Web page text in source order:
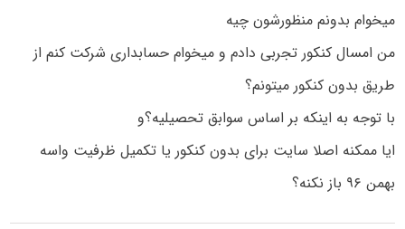
میخوام بدونم منظورشون چیه
من امسال کنکور تجربی دادم و میخوام حسابداری شرکت کنم از
طریق بدون کنکور میتونم؟
با توجه به اینکه بر اساس سوابق تحصیلیه؟و
ایا ممکنه اصلا سایت برای بدون کنکور یا تکمیل ظرفیت واسه
بهمن ۹۶ باز نکنه؟